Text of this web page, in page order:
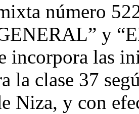
número
y
incorpora las
la clase 37
Niza, y con